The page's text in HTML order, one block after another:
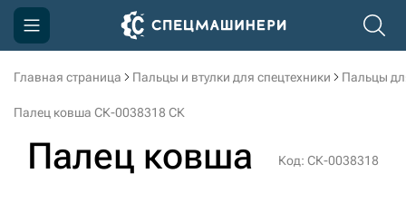
Главная страница Пальцы и втулки для спецтехники Пальцы
Палец ковша СК-0038318 СК
Палец ковша Код: СК-0038318
Компания
Доставка и оплата